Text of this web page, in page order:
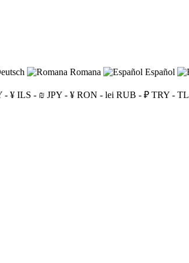
Romana Español
- ¥ ILS - ₪ JPY - ¥ RON - lei RUB - ₽ TRY - TL